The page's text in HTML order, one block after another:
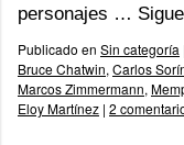
personajes …
Publicado en Sin categoría
Bruce Chatwin, Carlos
Marcos Zimmermann,
Eloy Martínez | 2